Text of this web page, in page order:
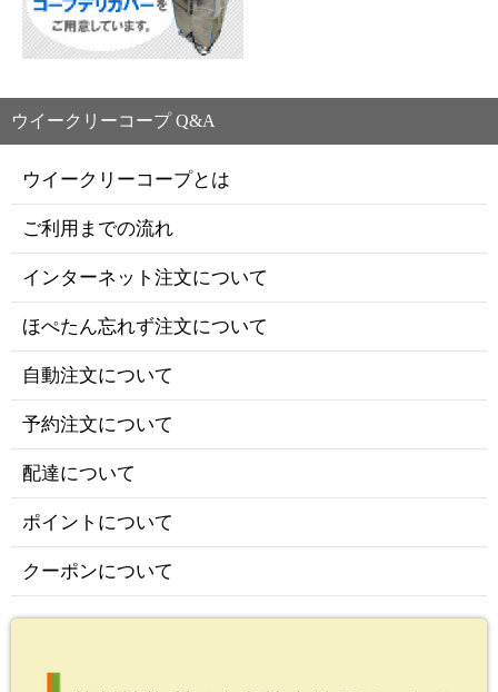
ウイークリーコープ Q&A
ウイークリーコープとは
ご利用までの流れ
インターネット注文について
ほぺたん忘れず注文について
自動注文について
予約注文について
配達について
ポイントについて
クーポンについて